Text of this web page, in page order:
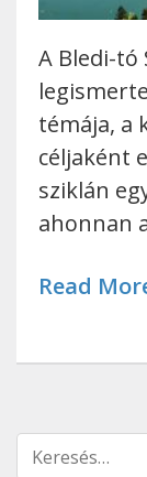
A Bledi-tó
témája, a
céljaként
sziklán
ahonnan
Read
Keresés: